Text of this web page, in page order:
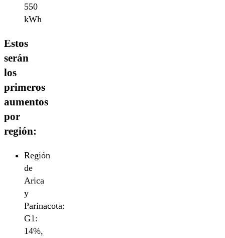
550
kWh
Estos
serán
los
primeros
aumentos
por
región:
Región
de
Arica
y
Parinacota:
G1:
14%,